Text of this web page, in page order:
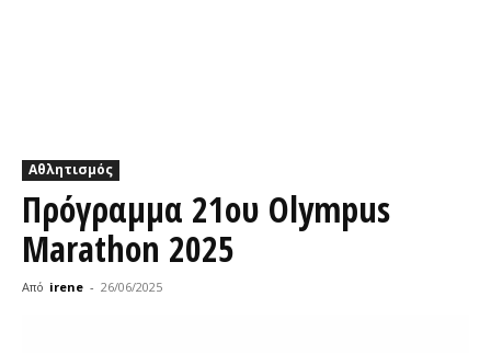
Αθλητισμός
Πρόγραμμα 21ου Olympus
Marathon 2025
Από irene - 26/06/2025